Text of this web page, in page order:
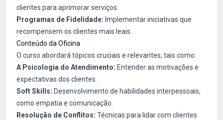
clientes para aprimorar serviços.
Programas de Fidelidade: Implementar iniciativas que
recompensem os clientes mais leais.
Conteúdo da Oficina
O curso abordará tópicos cruciais e relevantes, tais como:
A Psicologia do Atendimento: Entender as motivações e
expectativas dos clientes.
Soft Skills: Desenvolvimento de habilidades interpessoais,
como empatia e comunicação.
Resolução de Conflitos: Técnicas para lidar com clientes